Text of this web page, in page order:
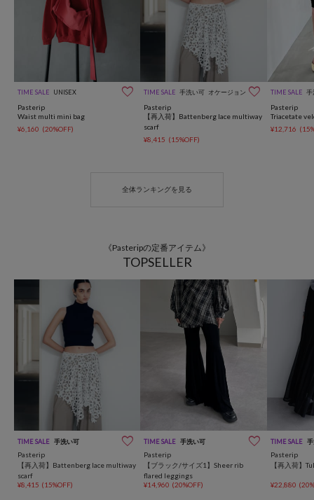
TIME SALE UNISEX 
Pasterip
Waist multi mini bag
¥6,160 (20%OFF)
TIME SALE 手洗い可 オケージョン 
Pasterip
【再入荷】Battenberg lace multiway
scarf
¥8,415 (15%OFF)
TIME SALE 手
Pasterip
Triacetate
¥12,716
全体ランキングを見る
《Pasteripの定番アイテム》
TOPSELLER
TIME SALE 手洗い可
Pasterip
【再入荷】Battenberg lace multiway
scarf
¥8,415 (15%OFF)
TIME SALE 手洗い可
Pasterip
【ブラック/サイズ1】Sheer rib
flared leggings
¥14,960 (20%OFF)
TIME SALE
Pasterip
【再入荷】
¥22,880